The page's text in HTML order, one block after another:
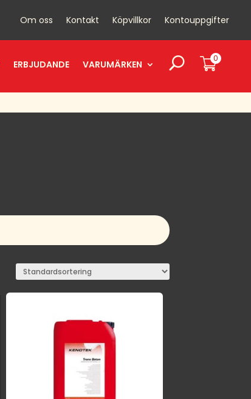
Om oss Kontakt Köpvillkor Kontouppgifter
ERBJUDANDE VARUMÄRKEN
0